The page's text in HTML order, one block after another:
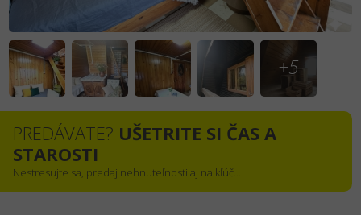
+5
PREDÁVATE? UŠETRITE SI ČAS A
STAROSTI
Nestresujte sa, predaj nehnuteľnosti aj na kľúč...